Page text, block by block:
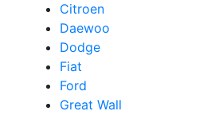
Сitroen
Daewoo
Dodge
Fiat
Ford
Great Wall